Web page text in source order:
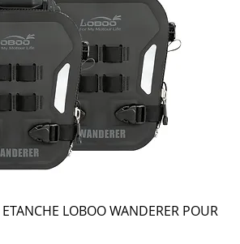
LOBOO WANDERER POUR